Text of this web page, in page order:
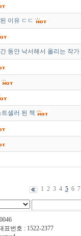
이유 ㄷㄷ
동안 낙서해서 올리는 작가
셀러 된 책
1 2 3 4 5 6 7
표번호 : 1522-2377